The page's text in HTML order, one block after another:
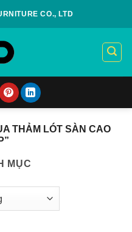
CO., LTD
THẢM LÓT SÀN CAO
MỤC